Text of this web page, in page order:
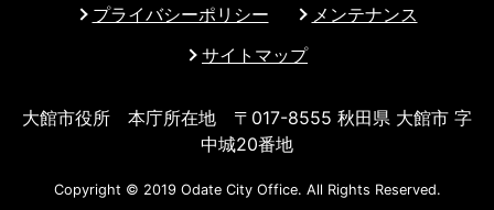
プライバシーポリシー
メンテナンス
サイトマップ
大館市役所 本庁所在地 〒017-8555 秋田県 大館市 字
中城20番地
Copyright © 2019 Odate City Office. All Rights Reserved.